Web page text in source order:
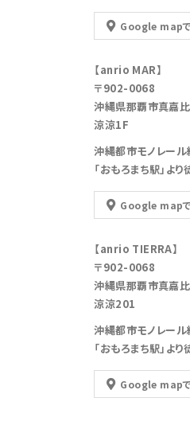
Google map
【anrio MAR】
〒902-0068
沖縄県那覇市真嘉
涼涼1F
沖縄都市モノレール
「おもろまち駅」よ
Google map
【anrio TIERRA】
〒902-0068
沖縄県那覇市真嘉
涼涼201
沖縄都市モノレール
「おもろまち駅」よ
Google map